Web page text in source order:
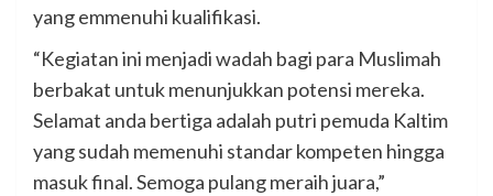
yang emmenuhi kualifikasi.
“Kegiatan ini menjadi wadah bagi para Muslimah
berbakat untuk menunjukkan potensi mereka.
Selamat anda bertiga adalah putri pemuda Kaltim
yang sudah memenuhi standar kompeten hingga
masuk final. Semoga pulang meraih juara,”